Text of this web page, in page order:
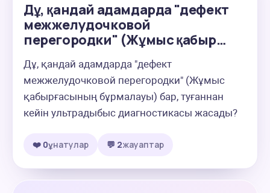
Дұ, қандай адамдарда "дефект
межжелудочковой
перегородки" (Жұмыс қабыр…
Дұ, қандай адамдарда "дефект
межжелудочковой перегородки" (Жұмыс
қабырғасының бұрмалауы) бар, туғаннан
кейін ультрадыбыс диагностикасы жасады?
❤️ 0ұнатулар 💬 2жауаптар